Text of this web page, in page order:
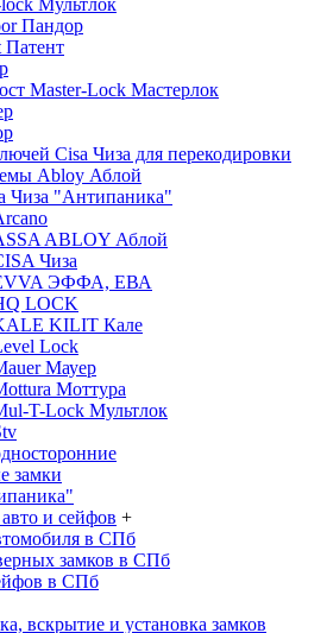
Пандор
Патент
Master-Lock Мастерлок
Cisa Чиза для перекодировки
Abloy Аблой
Чиза "Антипаника"
ABLOY Аблой
Чиза
ЭФФА, ЕВА
LOCK
KILIT Кале
Lock
Мауер
Моттура
T-Lock Мультлок
замки
и сейфов +
в СПб
замков в СПб
в СПб
вскрытие и установка замков